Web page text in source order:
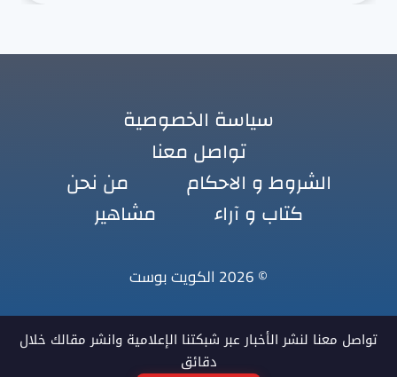
سياسة الخصوصية
تواصل معنا
الشروط و الاحكام
من نحن
كتاب و آراء
مشاهير
© 2026 الكويت بوست
تواصل معنا لنشر الأخبار عبر شبكتنا الإعلامية وانشر مقالك خلال
دقائق